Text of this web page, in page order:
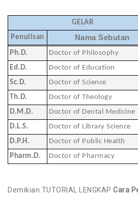
GELAR
Penulisan
Nama Sebutan
Ph.D. Doctor of Philosophy
Ed.D.
Doctor of Education
Sc.D.
Doctor of Science
Th.D.
Doctor of Theology
D.M.D.
Doctor of Dental Medicine
D.L.S.
Doctor of Library Science
D.P.H.
Doctor of Public Health
Pharm.D.
Doctor of Pharmacy
Demikian TUTORIAL LENGKAP Cara